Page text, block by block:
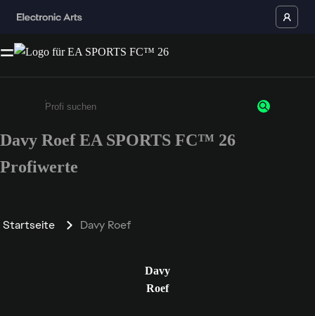
Gib mindestens 3 Zeichen oder Ziffern ein
Davy Roef EA SPORTS FC™ 26
Profiwerte
Startseite Davy Roef
Davy
Roef